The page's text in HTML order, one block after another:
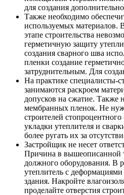
для создания
Также необходимо
используемых материалов.
этапе строительства
герметичную защиту
создания сварного шва
пленки создание
затруднительным. Для
На практике специалисты-
занимаются раскроем
допусков на сжатие. Также
мембранных пленок. Не
строителей
укладки утеплителя и
более ругать их за
Застройщик не несет
Причина в вышеописанной
должного оборудования. В
утеплитель с
здания. Накройте
проделайте отверстия